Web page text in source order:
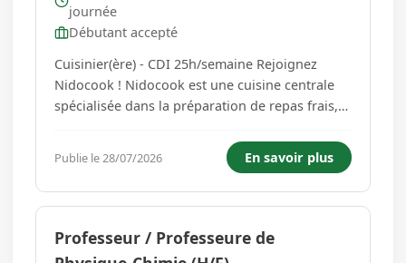
journée
Débutant accepté
Cuisinier(ère) - CDI 25h/semaine Rejoignez
Nidocook ! Nidocook est une cuisine centrale
spécialisée dans la préparation de repas frais,
jeunes enfants accueillis au sein de notre
réseau de micro-crèches Nidobio. Dans le cadre
de notre dévelop...
Publie le 28/07/2026 En savoir plus
Professeur / Professeure de